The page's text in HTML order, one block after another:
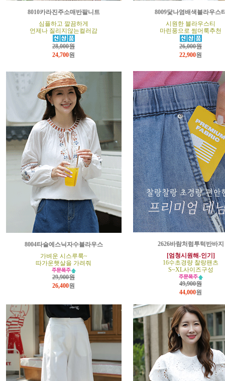
8010카라진주소매반팔니트
심플하고 깔끔하게
언제나 질리지않는컬러감
28,000원
24,700원
8009닻나염배색블라우스
시원한 블라우스티
마린풍으로 썸머룩추천
26,000원
22,900원
8004타슬에스닉자수블라우스
가벼운 시스루룩~
따가운햇살을 가려줘
29,900원
26,400원
2626바람처럼투턱반바지
[엄청시원해-인기]
16수초경량 찰랑팬츠
S~XL사이즈구성
49,900원
44,000원